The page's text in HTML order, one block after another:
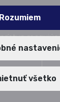
len antivír
Moderná
Rozumiem
všetko